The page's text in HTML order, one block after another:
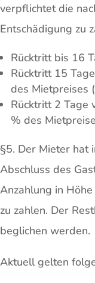
verpflichtet die
Entschädigung zu
Rücktritt bis 16
Rücktritt 15
des Mietpreises
Rücktritt 2 Tage
% des
§5. Der Mieter hat
Abschluss des
Anzahlung in
zu zahlen. Der
beglichen werden.
Aktuell gelten